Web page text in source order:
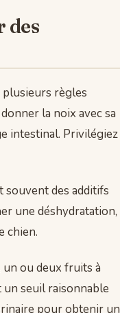
des
plusieurs règles
la noix avec sa
intestinal. Privilégiez
souvent des additifs
une déshydratation,
chien.
ou deux fruits à
un seuil raisonnable
pour obtenir un